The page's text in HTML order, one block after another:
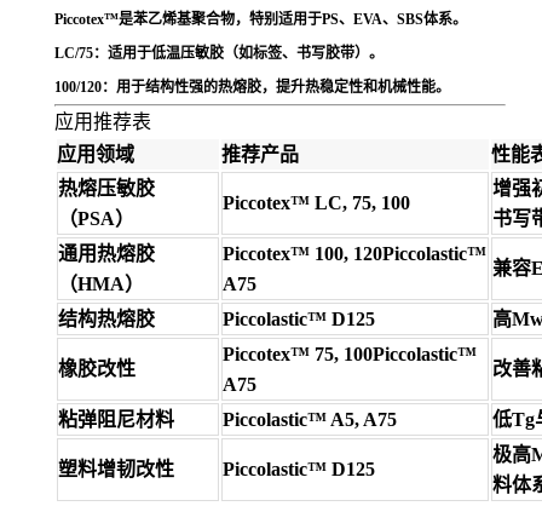
Piccotex™是苯乙烯基聚合物，特别适用于PS、EVA、SBS体系。
LC/75：适用于低温压敏胶（如标签、书写胶带）。
100/120：用于结构性强的热熔胶，提升热稳定性和机械性能。
应用推荐表
应用领域
推荐产品
性能
热熔压敏胶
（PSA）
Piccotex™ LC, 75, 100
增强
书写
通用热熔胶
（HMA）
Piccotex™ 100, 120Piccolastic™
A75
兼容
结构热熔胶 Piccolastic™ D125 高
橡胶改性
Piccotex™ 75, 100Piccolastic™
A75
改善
粘弹阻尼材料 Piccolastic™ A5, A75 低Tg
塑料增韧改性 Piccolastic™ D125
极高
料体